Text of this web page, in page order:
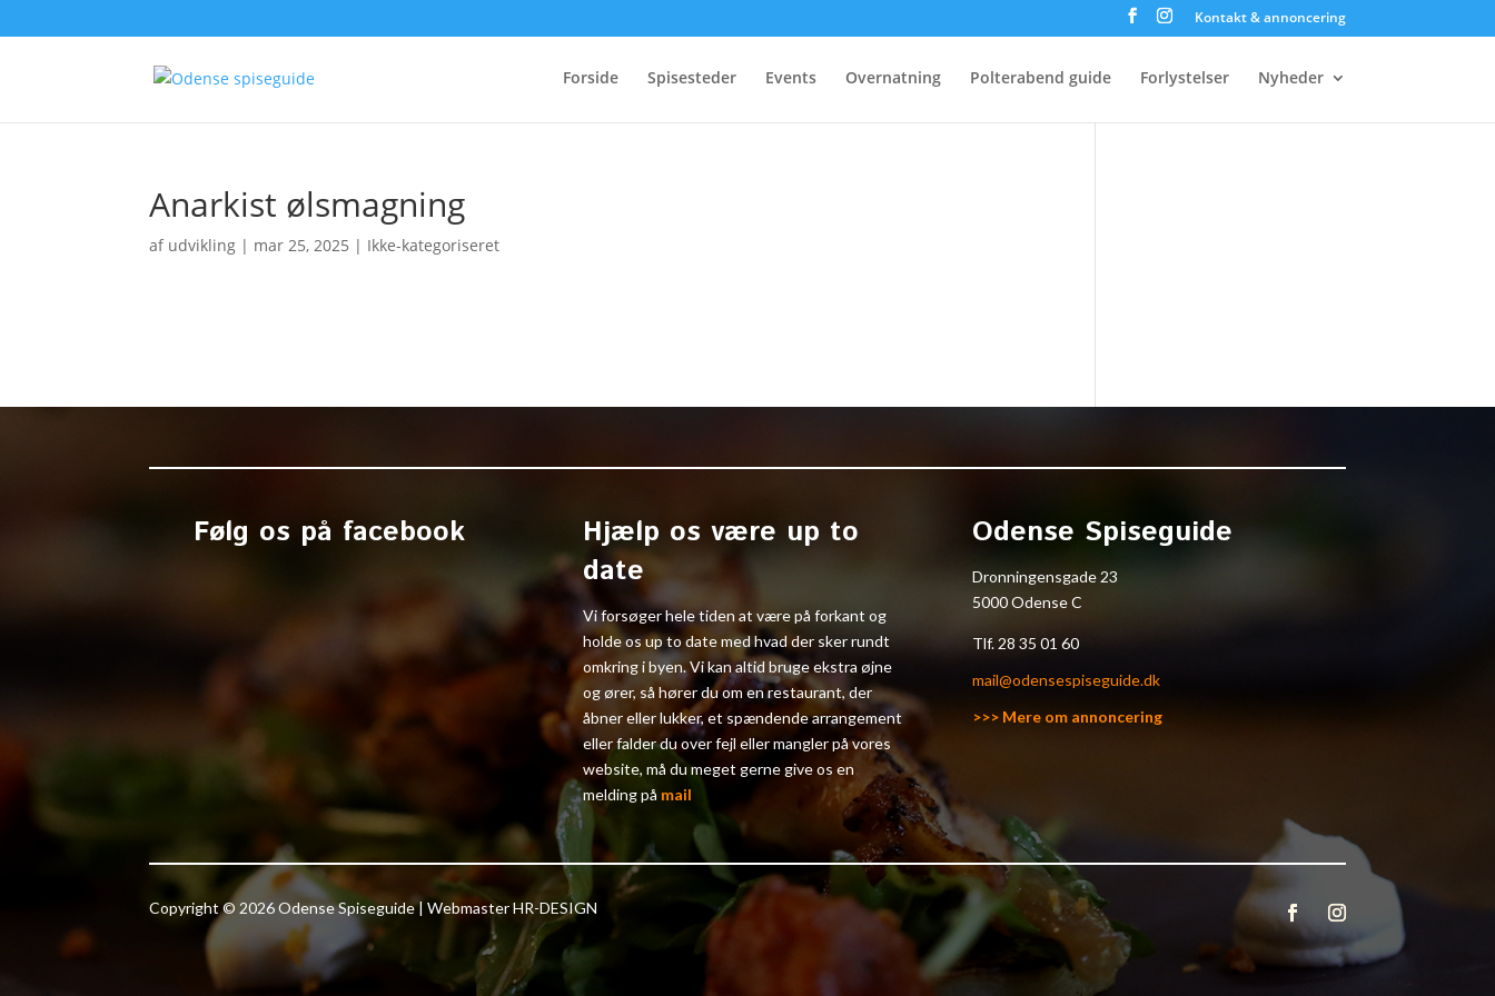
Kontakt & annoncering
Forside Spisesteder Events Overnatning Polterabend guide Forlystelser Nyheder
Anarkist ølsmagning
af udvikling | mar 25, 2025 | Ikke-kategoriseret
Følg os på facebook
Hjælp os være up to
date
Vi forsøger hele tiden at være på forkant og
holde os up to date med hvad der sker rundt
omkring i byen. Vi kan altid bruge ekstra øjne
og ører, så hører du om en restaurant, der
åbner eller lukker, et spændende arrangement
eller falder du over fejl eller mangler på vores
website, må du meget gerne give os en
melding på mail
Odense Spiseguide
Dronningensgade 23
5000 Odense C
Tlf.28 35 01 60
mail@odensespiseguide.dk
>>> Mere om annoncering
Copyright © 2026 Odense Spiseguide | Webmaster HR-DESIGN